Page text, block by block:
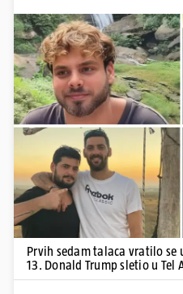
Prvih sedam talaca vratilo se
13. Donald Trump sletio u Tel